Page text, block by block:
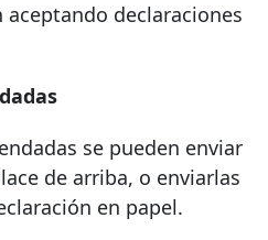
declaraciones
se pueden enviar
de arriba, o enviarlas
en papel.